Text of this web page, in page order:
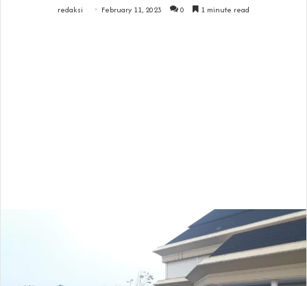
redaksi February 11, 2023 0 1 minute read